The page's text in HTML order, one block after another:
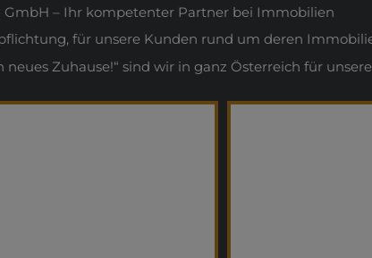
– Ihr kompetenter Partner bei Immobilien
für unsere Kunden rund um deren
Zuhause!“ sind wir in ganz Österreich für